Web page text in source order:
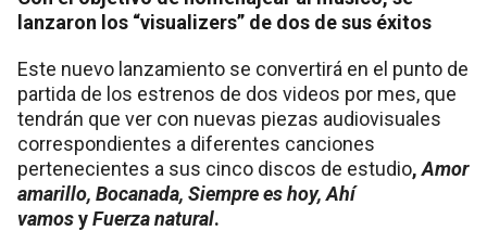
lanzaron los “visualizers” de dos de sus éxitos
Este nuevo lanzamiento se convertirá en el punto de
partida de los estrenos de dos videos por mes, que
tendrán que ver con nuevas piezas audiovisuales
correspondientes a diferentes canciones
pertenecientes a sus cinco discos de estudio,Amor
amarillo, Bocanada, Siempre es hoy, Ahí
vamosyFuerza natural.